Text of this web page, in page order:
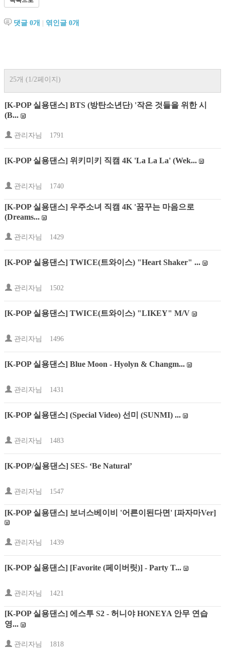
댓글 0개 | 엮인글 0개
25개 (1/2페이지)
[K-POP 실용댄스] BTS (방탄소년단) '작은 것들을 위한 시
(B...
관리자님 1791
[K-POP 실용댄스] 위키미키 직캠 4K 'La La La' (Wek...
관리자님 1740
[K-POP 실용댄스] 우주소녀 직캠 4K '꿈꾸는 마음으로
(Dreams...
관리자님 1429
[K-POP 실용댄스] TWICE(트와이스) "Heart Shaker" ...
관리자님 1502
[K-POP 실용댄스] TWICE(트와이스) "LIKEY" M/V
관리자님 1496
[K-POP 실용댄스] Blue Moon - Hyolyn & Changm...
관리자님 1431
[K-POP 실용댄스] (Special Video) 선미 (SUNMI) ...
관리자님 1483
[K-POP/실용댄스] SES- ‘Be Natural’
관리자님 1547
[K-POP 실용댄스] 보너스베이비 '어른이된다면' [파자마Ver]
관리자님 1439
[K-POP 실용댄스] [Favorite (페이버릿)] - Party T...
관리자님 1421
[K-POP 실용댄스] 에스투 S2 - 허니야 HONEYA 안무 연습
영...
관리자님 1818